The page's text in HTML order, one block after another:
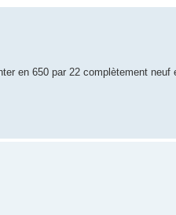
en 650 par 22 complètement